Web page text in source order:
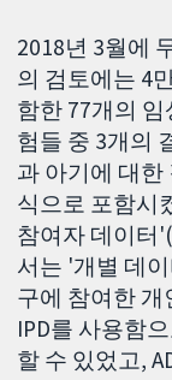
2018년 3월에
의 검토에는 4
함한 77개의
험들 중 3개의
과 아기에 대한
식으로 포함시
참여자 데이터
서는 '개별 데
구에 참여한
IPD를 사용함
할 수 있었고,